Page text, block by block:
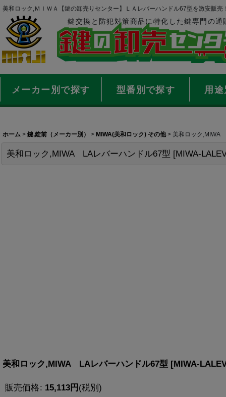
美和ロック,ＭＩＷＡ【鍵の卸売りセンター】ＬＡレバーハンドル67型を激安販売
鍵交換と防犯対策商品に特化した鍵専門の通
メーカー別で探す 型番別で探す 用
ホーム > 鍵,錠前（メーカー別） > MIWA(美和ロック) その他 > 美和ロック,MIWA
美和ロック,MIWA LAレバーハンドル67型 [MIWA-
美和ロック,MIWA LAレバーハンドル67型 [MIWA-
販売価格: 15,113円 (税別)